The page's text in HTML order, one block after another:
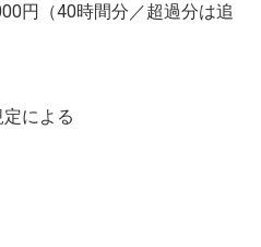
円（40時間分／超過分は追
による